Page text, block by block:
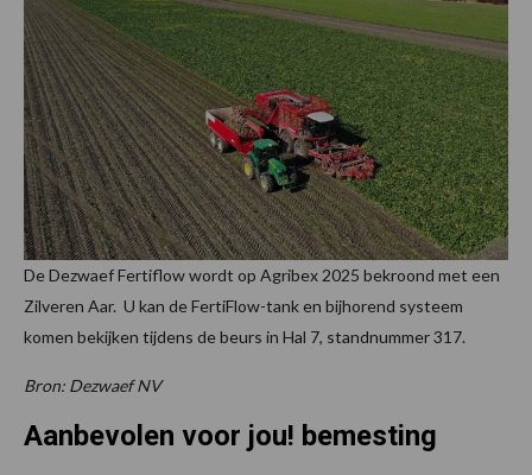
De Dezwaef Fertiflow wordt op Agribex 2025 bekroond met een
Zilveren Aar. U kan de FertiFlow-tank en bijhorend systeem
komen bekijken tijdens de beurs in Hal 7, standnummer 317.
Bron: Dezwaef NV
Aanbevolen voor jou! bemesting